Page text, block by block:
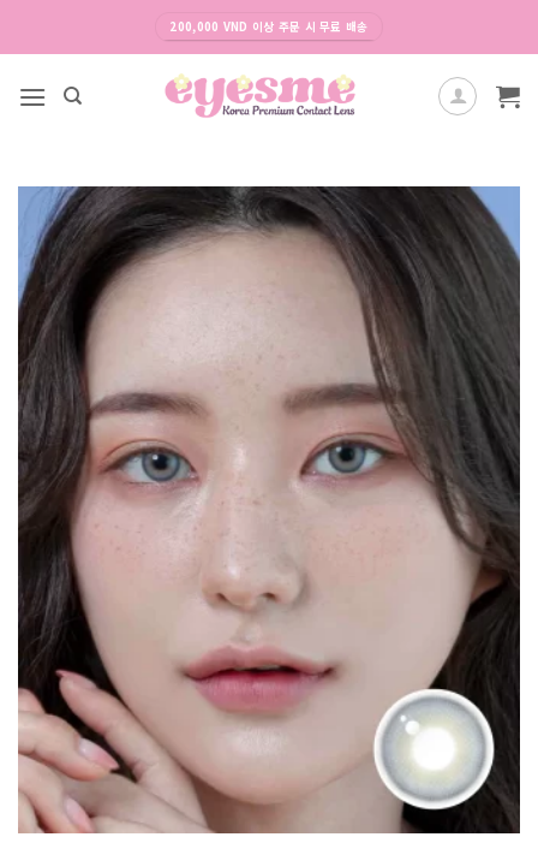
200,000 VND 이상 주문 시 무료 배송